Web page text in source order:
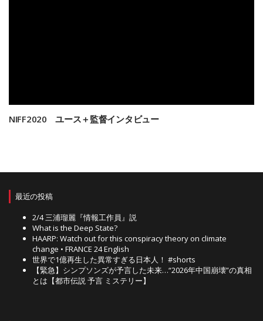
NIFF2020 ユース＋監督インタビュー
最近の投稿
2/4 三浦瑠麗『情報工作員』説
What is the Deep State?
HAARP: Watch out for this conspiracy theory on climate
change • FRANCE 24 English
世界で1億再生した異常すぎる日本人！ #shorts
【緊急】シンプソンズが予言した未来…“2026年中国崩壊”の真相
とは【都市伝説 予言 ミステリー】